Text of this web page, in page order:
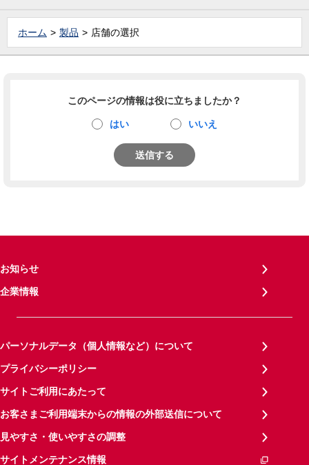
ホーム 製品 店舗の選択
このページの情報は役に立ちましたか？
はい いいえ
送信する
お知らせ
企業情報
パーソナルデータ（個人情報など）について
プライバシーポリシー
サイトご利用にあたって
お客さまご利用端末からの情報の外部送信について
見やすさ・使いやすさの調整
サイトメンテナンス情報